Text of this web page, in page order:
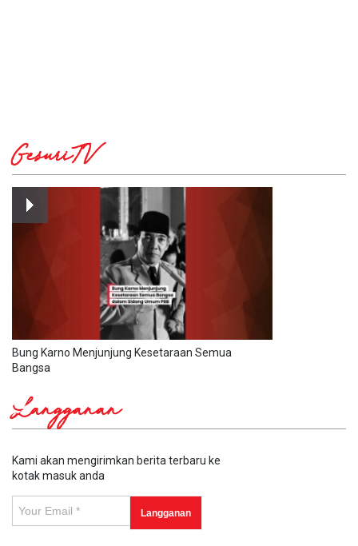
GesuriTV
Bung Karno Menjunjung Kesetaraan Semua
Bangsa
Langganan
Kami akan mengirimkan berita terbaru ke
kotak masuk anda